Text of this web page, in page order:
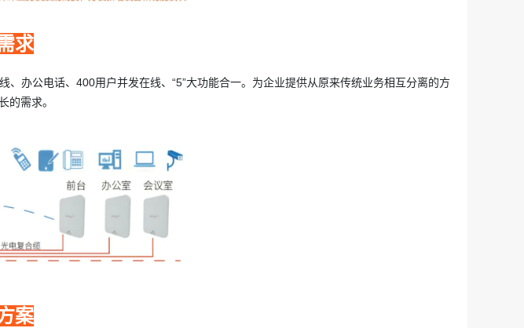
求
办公电话、400用户并发在线、“5”大功能合一。为企业提供从原来传统业务相互分离的方
的需求。
案